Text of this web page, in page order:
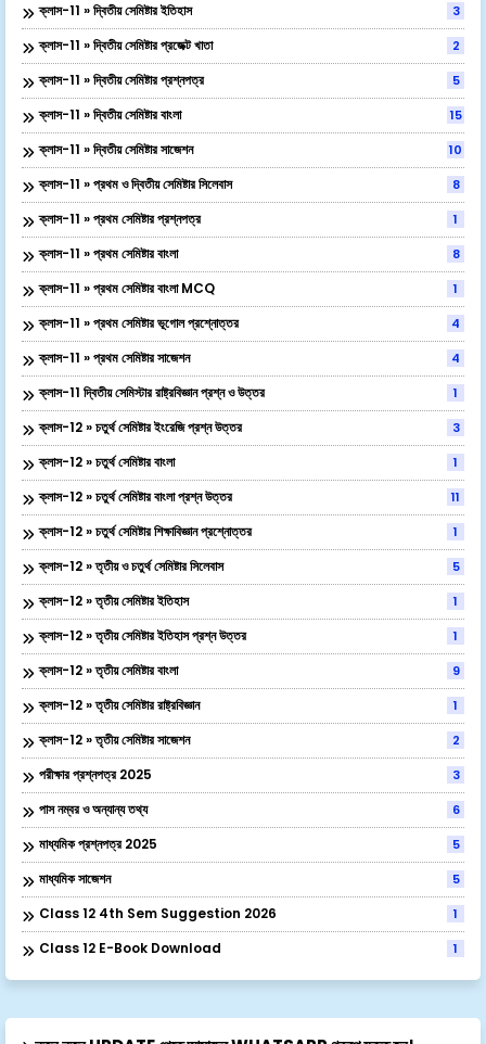
ক্লাস-11 » দ্বিতীয় সেমিষ্টার ইতিহাস 3
ক্লাস-11 » দ্বিতীয় সেমিষ্টার প্রজেক্ট খাতা 2
ক্লাস-11 » দ্বিতীয় সেমিষ্টার প্রশ্নপত্র 5
ক্লাস-11 » দ্বিতীয় সেমিষ্টার বাংলা 15
ক্লাস-11 » দ্বিতীয় সেমিষ্টার সাজেশন 10
ক্লাস-11 » প্রথম ও দ্বিতীয় সেমিষ্টার সিলেবাস 8
ক্লাস-11 » প্রথম সেমিষ্টার প্রশ্নপত্র 1
ক্লাস-11 » প্রথম সেমিষ্টার বাংলা 8
ক্লাস-11 » প্রথম সেমিষ্টার বাংলা MCQ 1
ক্লাস-11 » প্রথম সেমিষ্টার ভূগোল প্রশ্নোত্তর 4
ক্লাস-11 » প্রথম সেমিষ্টার সাজেশন 4
ক্লাস-11 দ্বিতীয় সেমিস্টার রাষ্ট্রবিজ্ঞান প্রশ্ন ও উত্তর 1
ক্লাস-12 » চতুর্থ সেমিষ্টার ইংরেজি প্রশ্ন উত্তর 3
ক্লাস-12 » চতুর্থ সেমিষ্টার বাংলা 1
ক্লাস-12 » চতুর্থ সেমিষ্টার বাংলা প্রশ্ন উত্তর 11
ক্লাস-12 » চতুর্থ সেমিষ্টার শিক্ষাবিজ্ঞান প্রশ্নোত্তর 1
ক্লাস-12 » তৃতীয় ও চতুর্থ সেমিষ্টার সিলেবাস 5
ক্লাস-12 » তৃতীয় সেমিষ্টার ইতিহাস 1
ক্লাস-12 » তৃতীয় সেমিষ্টার ইতিহাস প্রশ্ন উত্তর 1
ক্লাস-12 » তৃতীয় সেমিষ্টার বাংলা 9
ক্লাস-12 » তৃতীয় সেমিষ্টার রাষ্ট্রবিজ্ঞান 1
ক্লাস-12 » তৃতীয় সেমিষ্টার সাজেশন 2
পরীক্ষার প্রশ্নপত্র 2025 3
পাস নম্বর ও অন্যান্য তথ্য 6
মাধ্যমিক প্রশ্নপত্র 2025 5
মাধ্যমিক সাজেশন 5
Class 12 4th Sem Suggestion 2026 1
Class 12 E-Book Download 1